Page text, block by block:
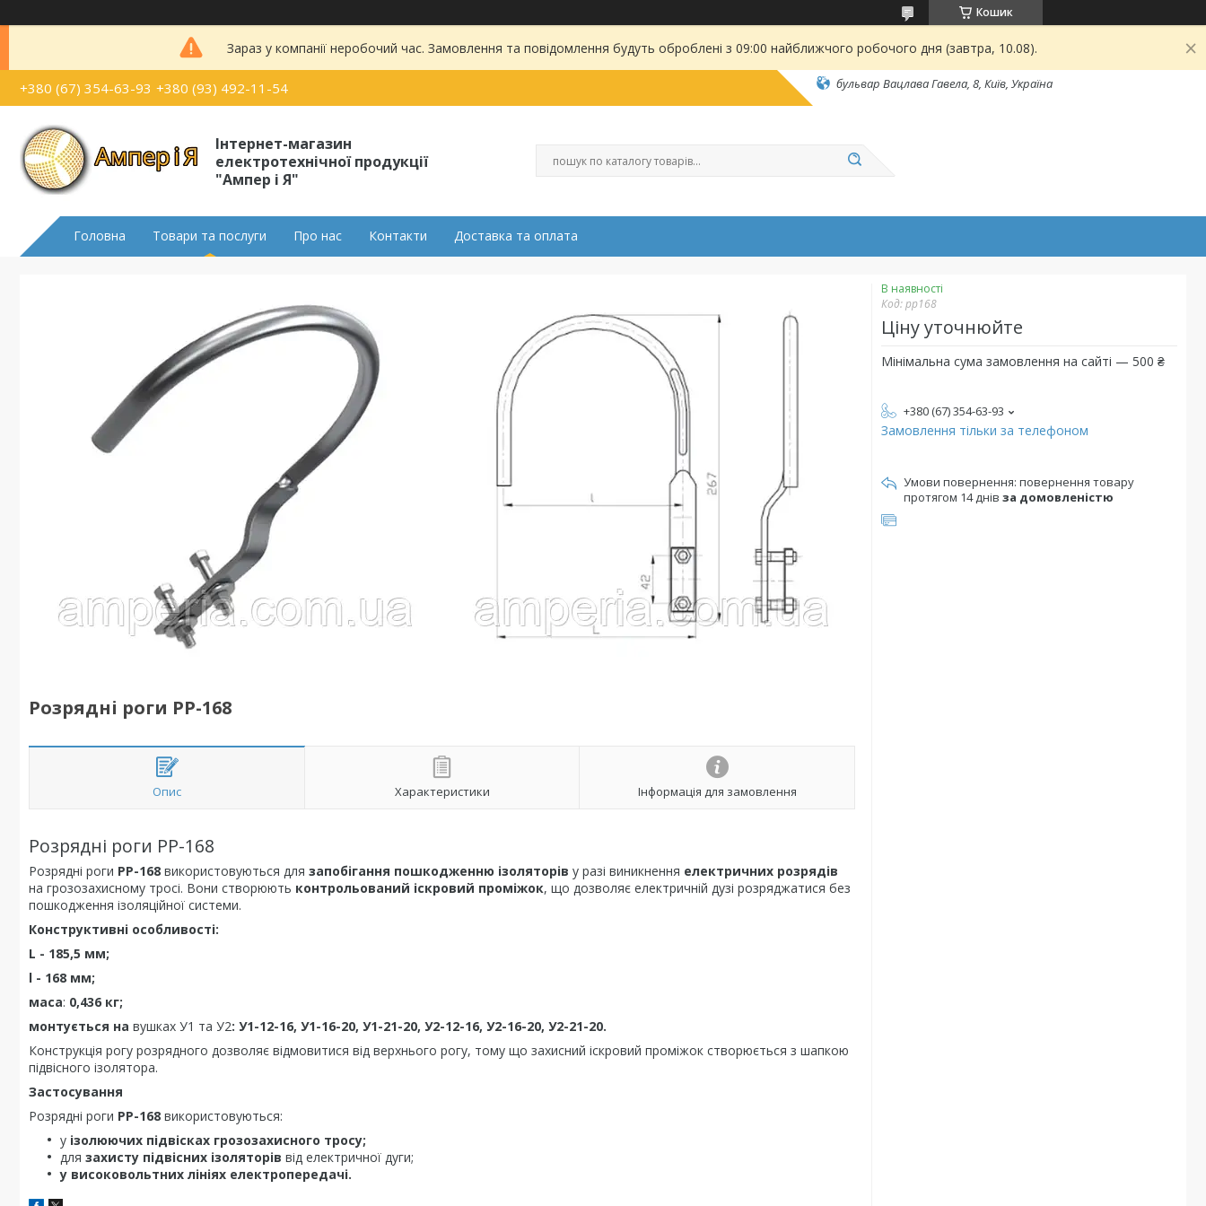
Кошик
Зараз у компанії неробочий час. Замовлення та повідомлення будуть оброблені з 09:00 найближчого робочого дня (завтра, 10.08).
+380 (67) 354-63-93 +380 (93) 492-11-54 бульвар Вацлава Гавела, 8, Київ, Україна
Інтернет-магазин
електротехнічної продукції
"Ампер і Я"
Головна Товари та послуги Про нас Контакти Доставка та оплата
Розрядні роги РР-168
Опис Характеристики Інформація для замовлення
Розрядні роги РР-168
Розрядні роги РР-168 використовуються для запобігання пошкодженню ізоляторів у разі виникнення електричних розрядів
на грозозахисному тросі. Вони створюють контрольований іскровий проміжок, що дозволяє електричній дузі розряджатися без
пошкодження ізоляційної системи.
Конструктивні особливості:
L - 185,5 мм;
l - 168 мм;
маса: 0,436 кг;
монтується на вушках У1 та У2: У1-12-16, У1-16-20, У1-21-20, У2-12-16, У2-16-20, У2-21-20.
Конструкція рогу розрядного дозволяє відмовитися від верхнього рогу, тому що захисний іскровий проміжок створюється з шапкою
підвісного ізолятора.
Застосування
Розрядні роги РР-168 використовуються:
у ізолюючих підвісках грозозахисного тросу;
для захисту підвісних ізоляторів від електричної дуги;
у високовольтних лініях електропередачі.
В наявності
Код:рр168
Ціну уточнюйте
Мінімальна сума замовлення на сайті — 500 ₴
+380 (67) 354-63-93
Замовлення тільки за телефоном
повернення товару
протягом 14 днів за домовленістю